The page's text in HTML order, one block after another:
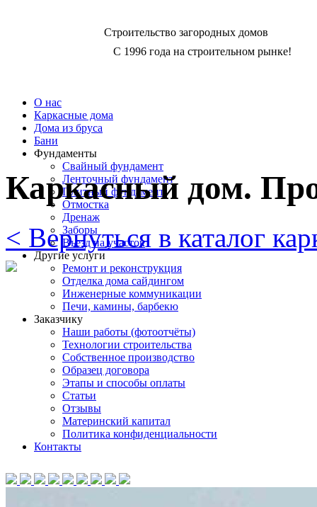
Строительство загородных домов
C 1996 года на строительном рынке!
О нас
Каркасные дома
Дома из бруса
Бани
Фундаменты
Свайный фундамент
Ленточный фундамент
Плитный фундамент
Отмостка
Дренаж
Заборы
Въезд на участок
Другие услуги
Ремонт и реконструкция
Отделка дома сайдингом
Инженерные коммуникации
Печи, камины, барбекю
Заказчику
Наши работы (фотоотчёты)
Технологии строительства
Собственное производство
Образец договора
Этапы и способы оплаты
Статьи
Отзывы
Материнский капитал
Политика конфиденциальности
Контакты
Каркасный дом.
< Вернуться в каталог